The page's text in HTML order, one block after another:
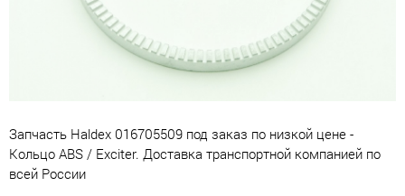
Запчасть Haldex 016705509 под заказ по низкой цене -
Кольцо ABS / Exciter. Доставка транспортной компанией по
всей России